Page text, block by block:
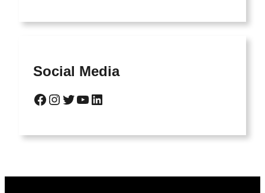
Social Media
Facebook Instagram Twitter Youtube LinkedIn